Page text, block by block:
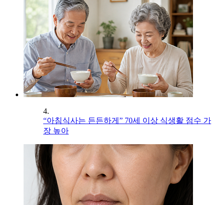
4.
“아침식사는 든든하게” 70세 이상 식생활 점수 가
장 높아